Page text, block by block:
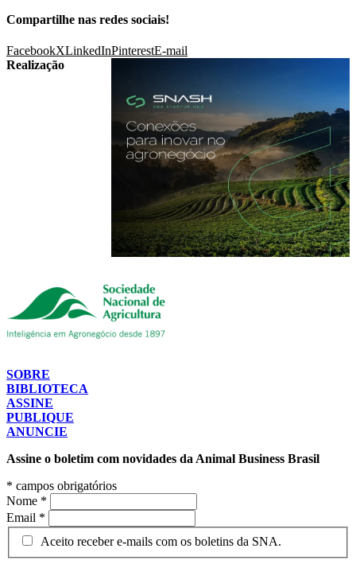
Compartilhe nas redes sociais!
FacebookXLinkedInPinterestE-mail
Realização
SOBRE
BIBLIOTECA
ASSINE
PUBLIQUE
ANUNCIE
Assine o boletim com novidades da Animal Business Brasil
* campos obrigatórios
Nome *
Email *
Aceito receber e-mails com os boletins da SNA.